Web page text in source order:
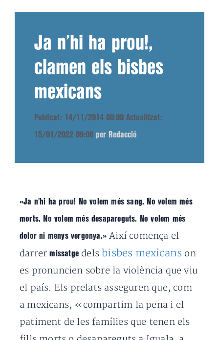
Ja n’hi ha prou!,
clamen els bisbes
mexicans
Publicat: 14/11/2014 00:00 Actualitzat:
15/01/2022 09:06 per Redacció
«Ja n’hi ha prou! No volem més sang. No volem més
morts. No volem més desapareguts. No volem més
dolor ni menys vergonya.» Així comença el
darrermissatge dels bisbes mexicans on
es pronuncien sobre la violència que viu
el país. Els prelats asseguren que, com
a mexicans, «compartim la pena i el
patiment de les famílies que tenen els